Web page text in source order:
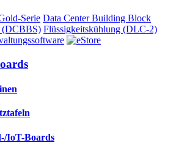
Serie Data Center Building Block
(DCBBS) Flüssigkeitskühlung (DLC-2)
IoT-Boards